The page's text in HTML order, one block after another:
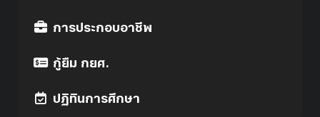
การประกอบอาชีพ
กู้ยืม กยศ.
ปฏิทินการศึกษา